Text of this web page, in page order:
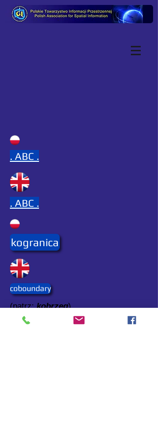
. ABC .
. ABC .
kogranica
coboundary
(patrz:kobrzeg).